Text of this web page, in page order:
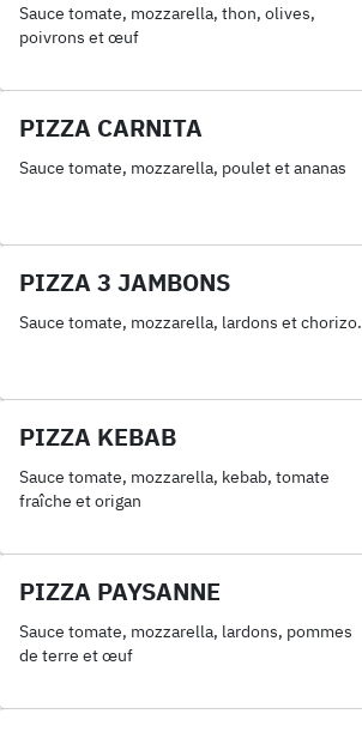
Sauce tomate, mozzarella, thon, olives,
poivrons et œuf
PIZZA CARNITA
Sauce tomate, mozzarella, poulet et ananas
PIZZA 3 JAMBONS
Sauce tomate, mozzarella, lardons et chorizo.
PIZZA KEBAB
Sauce tomate, mozzarella, kebab, tomate
fraîche et origan
PIZZA PAYSANNE
Sauce tomate, mozzarella, lardons, pommes
de terre et œuf